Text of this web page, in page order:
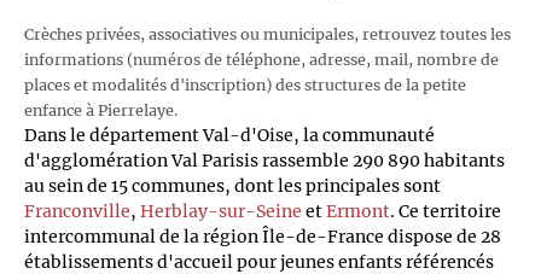
Crèches privées, associatives ou municipales, retrouvez toutes les
informations (numéros de téléphone, adresse, mail, nombre de
places et modalités d'inscription) des structures de la petite
enfance à Pierrelaye.
Dans le département Val-d'Oise, la communauté
d'agglomération Val Parisis rassemble 290 890 habitants
au sein de 15 communes, dont les principales sont
Franconville, Herblay-sur-Seine etErmont. Ce territoire
intercommunal de la région Île-de-France dispose de 28
établissements d'accueil pour jeunes enfants référencés